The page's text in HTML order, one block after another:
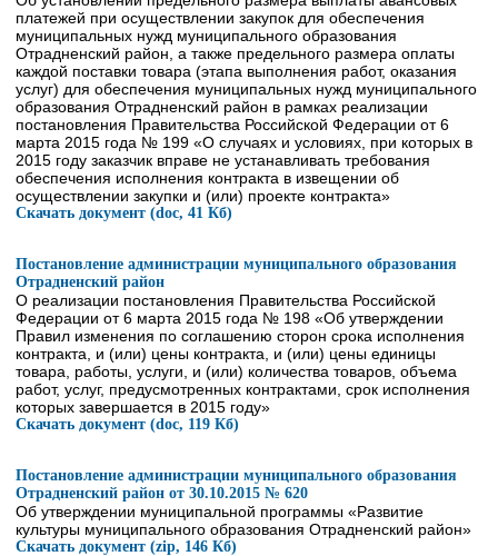
платежей при осуществлении закупок для обеспечения
муниципальных нужд муниципального образования
Отрадненский район, а также предельного размера оплаты
каждой поставки товара (этапа выполнения работ, оказания
услуг) для обеспечения муниципальных нужд муниципального
образования Отрадненский район в рамках реализации
постановления Правительства Российской Федерации от 6
марта 2015 года № 199 «О случаях и условиях, при которых в
2015 году заказчик вправе не устанавливать требования
обеспечения исполнения контракта в извещении об
осуществлении закупки и (или) проекте контракта»
Скачать документ (doc, 41 Кб)
Постановление администрации муниципального образования
Отрадненский район
О реализации постановления Правительства Российской
Федерации от 6 марта 2015 года № 198 «Об утверждении
Правил изменения по соглашению сторон срока исполнения
контракта, и (или) цены контракта, и (или) цены единицы
товара, работы, услуги, и (или) количества товаров, объема
работ, услуг, предусмотренных контрактами, срок исполнения
которых завершается в 2015 году»
Скачать документ (doc, 119 Кб)
Постановление администрации муниципального образования
Отрадненский район от 30.10.2015 № 620
Об утверждении муниципальной программы «Развитие
культуры муниципального образования Отрадненский район»
Скачать документ (zip, 146 Кб)